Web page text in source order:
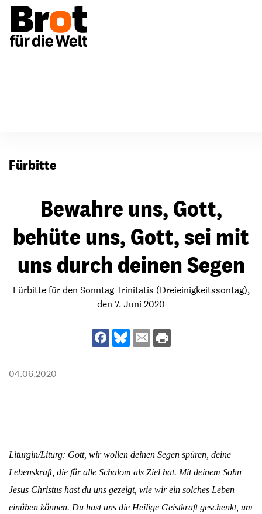
Fürbitte
Bewahre uns, Gott,
behüte uns, Gott, sei mit
uns durch deinen Segen
Fürbitte für den Sonntag Trinitatis (Dreieinigkeitssontag),
den 7. Juni 2020
04.06.2020
Liturgin/Liturg: Gott, wir wollen deinen Segen spüren, deine
Lebenskraft, die für alle Schalom als Ziel hat. Mit deinem Sohn
Jesus Christus hast du uns gezeigt, wie wir ein solches Leben
einüben können. Du hast uns die Heilige Geistkraft geschenkt, um